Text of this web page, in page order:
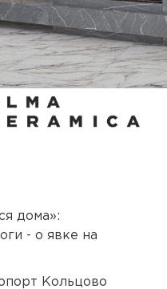
дома»:
- о явке на
Кольцово